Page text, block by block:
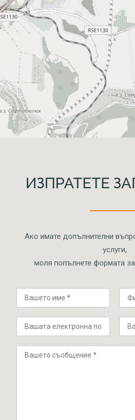
ИЗПРАТЕТЕ
Ако имате допълнителни
услуги,
моля попълнете формата